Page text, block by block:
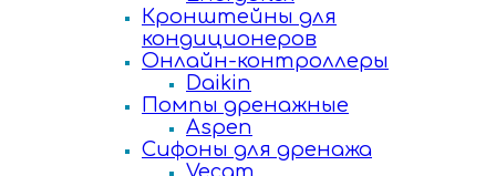
Кронштейны для
кондиционеров
Онлайн-контроллеры
Daikin
Помпы дренажные
Aspen
Сифоны для дренажа
Vecam